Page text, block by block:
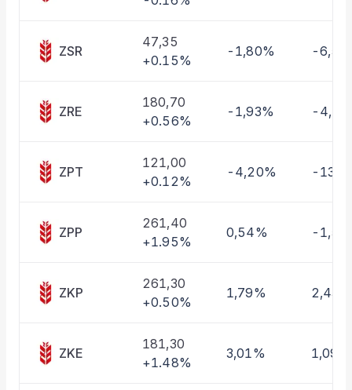
ZSR
47,35
+0.15%
-1,80% -
ZRE
180,70
+0.56%
-1,93% -
ZPT
121,00
+0.12%
-4,20% -
ZPP
261,40
+1.95%
0,54% -
ZKP
261,30
+0.50%
1,79% 2,43%
ZKE
181,30
+1.48%
3,01% 1,09%